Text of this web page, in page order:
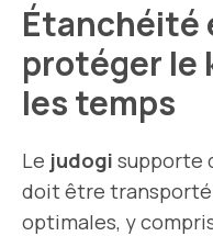
Étanchéité
protéger le
les temps
Le judogi supporte
doit être
optimales, y